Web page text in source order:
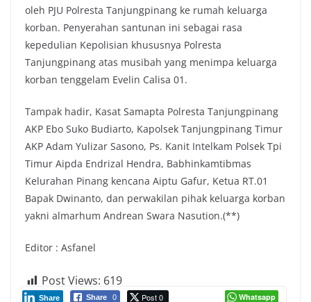
oleh PJU Polresta Tanjungpinang ke rumah keluarga
korban. Penyerahan santunan ini sebagai rasa
kepedulian Kepolisian khususnya Polresta
Tanjungpinang atas musibah yang menimpa keluarga
korban tenggelam Evelin Calisa 01.
Tampak hadir, Kasat Samapta Polresta Tanjungpinang
AKP Ebo Suko Budiarto, Kapolsek Tanjungpinang Timur
AKP Adam Yulizar Sasono, Ps. Kanit Intelkam Polsek Tpi
Timur Aipda Endrizal Hendra, Babhinkamtibmas
Kelurahan Pinang kencana Aiptu Gafur, Ketua RT.01
Bapak Dwinanto, dan perwakilan pihak keluarga korban
yakni almarhum Andrean Swara Nasution.(**)
Editor : Asfanel
Post Views: 619
Share 0 Post 0
Share Whatsapp